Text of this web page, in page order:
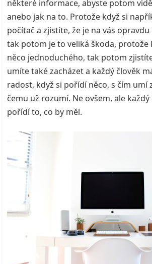
některé informace, abyste potom
anebo jak na to. Protože když si
počítač a zjistíte, že je na vás
tak potom je to veliká škoda, protože
něco jednoduchého, tak potom
umíte také zacházet a každý člověk
radost, když si pořídí něco, s čím umí
čemu už rozumí. Ne ovšem, ale
pořídí to, co by měl.